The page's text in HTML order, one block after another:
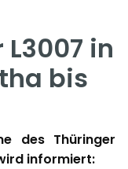
in
bis
des Thüringer
informiert: